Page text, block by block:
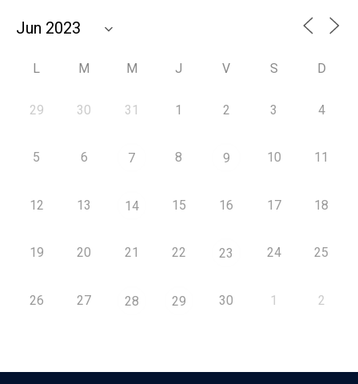
L M M J V S D
29 30 31 1 2 3 4
5 6 7 8 9 10 11
12 13 14 15 16 17 18
19 20 21 22 23 24 25
26 27 28 29 30 1 2